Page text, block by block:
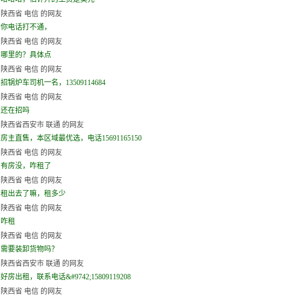
陕西省 电信 的网友
你电话打不通，
陕西省 电信 的网友
哪里的？具体点
陕西省 电信 的网友
招锅炉车司机一名，13509114684
陕西省 电信 的网友
还在招吗
陕西省西安市 联通 的网友
房主直售，本区域最优选，电话15691165150
陕西省 电信 的网友
有房没，咋租了
陕西省 电信 的网友
租出去了嘛，租多少
陕西省 电信 的网友
咋租
陕西省 电信 的网友
需要装卸货物吗？
陕西省西安市 联通 的网友
好房出租，联系电话&#9742;15809119208
陕西省 电信 的网友